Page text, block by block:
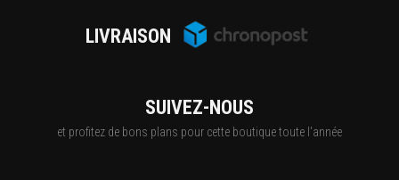
LIVRAISON
SUIVEZ-NOUS
et profitez de bons plans pour cette boutique toute l'année